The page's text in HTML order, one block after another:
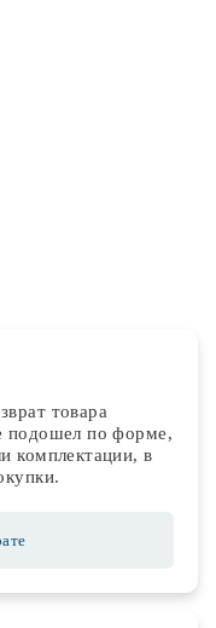
товара
подошел по форме,
комплектации, в